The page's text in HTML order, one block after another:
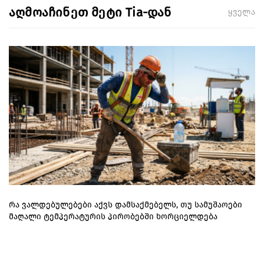
აღმოაჩინეთ მეტი Tia-დან ყველა
რა ვალდებულებები აქვს დამსაქმებელს, თუ სამუშაოები
მაღალი ტემპერატურის პირობებში ხორციელდება